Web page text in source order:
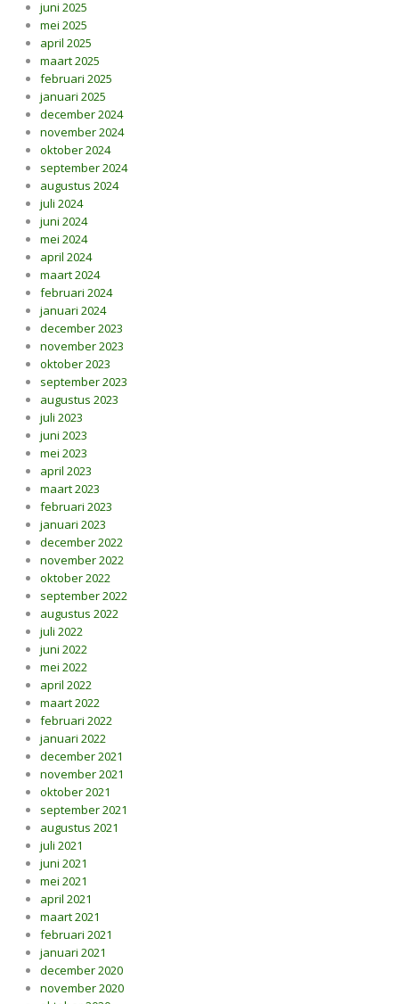
juni 2025
mei 2025
april 2025
maart 2025
februari 2025
januari 2025
december 2024
november 2024
oktober 2024
september 2024
augustus 2024
juli 2024
juni 2024
mei 2024
april 2024
maart 2024
februari 2024
januari 2024
december 2023
november 2023
oktober 2023
september 2023
augustus 2023
juli 2023
juni 2023
mei 2023
april 2023
maart 2023
februari 2023
januari 2023
december 2022
november 2022
oktober 2022
september 2022
augustus 2022
juli 2022
juni 2022
mei 2022
april 2022
maart 2022
februari 2022
januari 2022
december 2021
november 2021
oktober 2021
september 2021
augustus 2021
juli 2021
juni 2021
mei 2021
april 2021
maart 2021
februari 2021
januari 2021
december 2020
november 2020